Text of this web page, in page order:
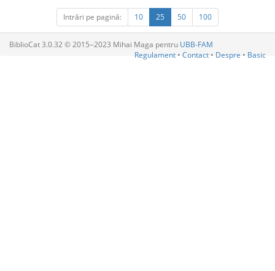
Intrări pe pagină: 10 25 50 100
BiblioCat 3.0.32 © 2015‒2023 Mihai Maga pentru UBB-FAM
Regulament • Contact • Despre • Basic